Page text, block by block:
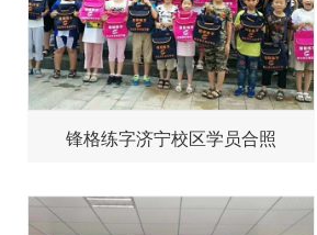
锋格练字济宁校区学员合照